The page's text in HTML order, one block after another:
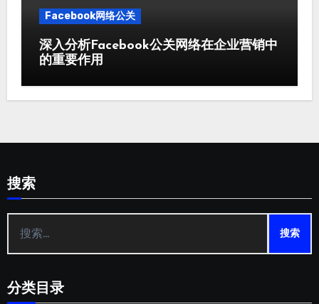
Facebook网络公关
深入分析Facebook公关网络在企业营销中
的重要作用
搜索
索：
分类目录